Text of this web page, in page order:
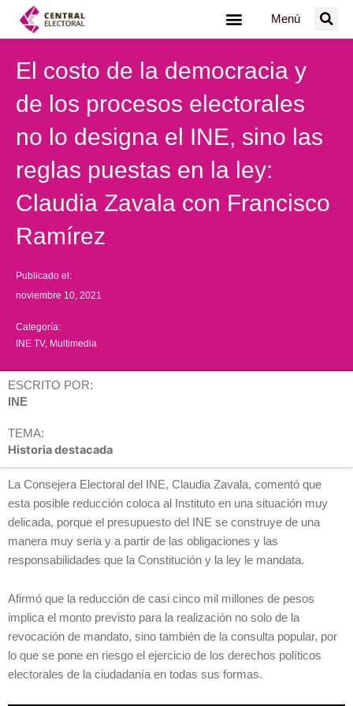
Menú
El costo de la democracia y
de los procesos electorales
no lo designa el INE, sino las
reglas puestas en la ley:
Claudia Zavala con Francisco
Ramírez
Publicado el:
noviembre 10, 2021
Categoría:
INE TV, Multimedia
ESCRITO POR:
INE
TEMA:
Historia destacada
La Consejera Electoral del INE, Claudia Zavala, comentó que
esta posible reducción coloca al Instituto en una situación muy
delicada, porque el presupuesto del INE se construye de una
manera muy seria y a partir de las obligaciones y las
responsabilidades que la Constitución y la ley le mandata.
Afirmó que la reducción de casi cinco mil millones de pesos
implica el monto previsto para la realización no solo de la
revocación de mandato, sino también de la consulta popular, por
lo que se pone en riesgo el ejercicio de los derechos políticos
electorales de la ciudadanía en todas sus formas.